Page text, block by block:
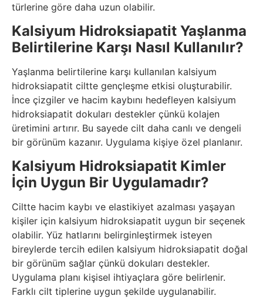
türlerine göre daha uzun olabilir.
Kalsiyum Hidroksiapatit Yaşlanma
Belirtilerine Karşı Nasıl Kullanılır?
Yaşlanma belirtilerine karşı kullanılan kalsiyum
hidroksiapatit ciltte gençleşme etkisi oluşturabilir.
İnce çizgiler ve hacim kaybını hedefleyen kalsiyum
hidroksiapatit dokuları destekler çünkü kolajen
üretimini artırır. Bu sayede cilt daha canlı ve dengeli
bir görünüm kazanır. Uygulama kişiye özel planlanır.
Kalsiyum Hidroksiapatit Kimler
İçin Uygun Bir Uygulamadır?
Ciltte hacim kaybı ve elastikiyet azalması yaşayan
kişiler için kalsiyum hidroksiapatit uygun bir seçenek
olabilir. Yüz hatlarını belirginleştirmek isteyen
bireylerde tercih edilen kalsiyum hidroksiapatit doğal
bir görünüm sağlar çünkü dokuları destekler.
Uygulama planı kişisel ihtiyaçlara göre belirlenir.
Farklı cilt tiplerine uygun şekilde uygulanabilir.